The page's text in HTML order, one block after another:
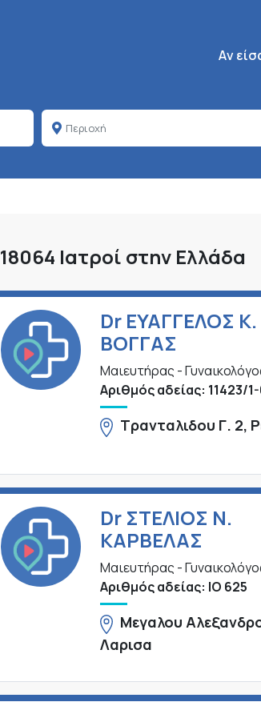
Aν
18064 Ιατροί στην Ελλάδα
Dr ΕΥΑΓΓΕΛΟΣ Κ.
ΒΟΓΓΑΣ
Μαιευτήρας -
Αριθμός αδείας: 11423/
Τρανταλιδου Γ. 2,
Dr ΣΤΕΛΙΟΣ Ν.
ΚΑΡΒΕΛΑΣ
Μαιευτήρας -
Αριθμός αδείας: ΙΟ 625
Μεγαλου
Λαρισα